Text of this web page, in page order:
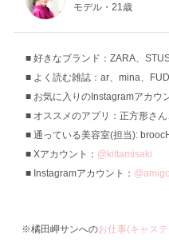
モデル・21歳
好きなブランド：ZARA、
よく読む雑誌：ar、mina、
お気に入りのInstagramアカウ
オススメのアプリ：正方形さ
通っている美容室(担当):
Xアカウント： @kittamisaki
Instagramアカウント：
※橘田岬サンへのお仕事(キャス